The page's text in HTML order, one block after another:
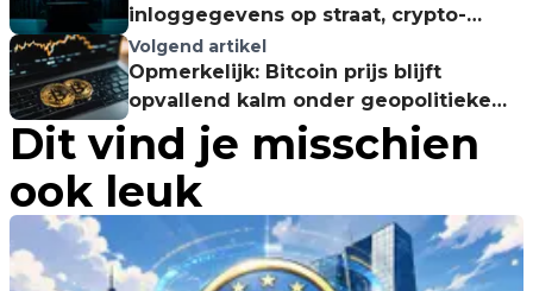
inloggegevens op straat, crypto-
wallets in gevaar
Volgend artikel
Opmerkelijk: Bitcoin prijs blijft
opvallend kalm onder geopolitieke
onrust, is een uitbraak nabij?
Dit vind je misschien
ook leuk